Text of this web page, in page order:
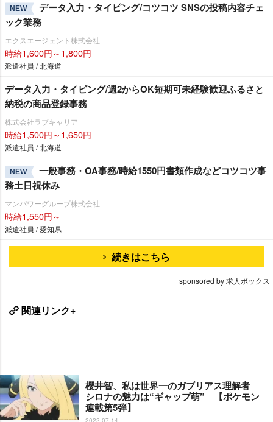
NEW
データ入力・タイピング/コツコツ SNSの投稿内容チェ
ック業務
エクスエージェント株式会社
時給1,600円～1,800円
派遣社員 / 北海道
データ入力・タイピング/週2からOK短期可未経験歓迎ふるさと
納税の商品登録事務
株式会社ラブキャリア
時給1,500円～1,650円
派遣社員 / 北海道
NEW
一般事務・OA事務/時給1550円書類作成などコツコツ事
務土日祝休み
マンパワーグループ株式会社
時給1,550円～
派遣社員 / 愛知県
続きはこちら
sponsored by 求人ボックス
関連リンク+
櫻井智、私は世界一のガブリアス理解者
シロナの魅力は“ギャップ萌” 【ポケモン
連載第5弾】